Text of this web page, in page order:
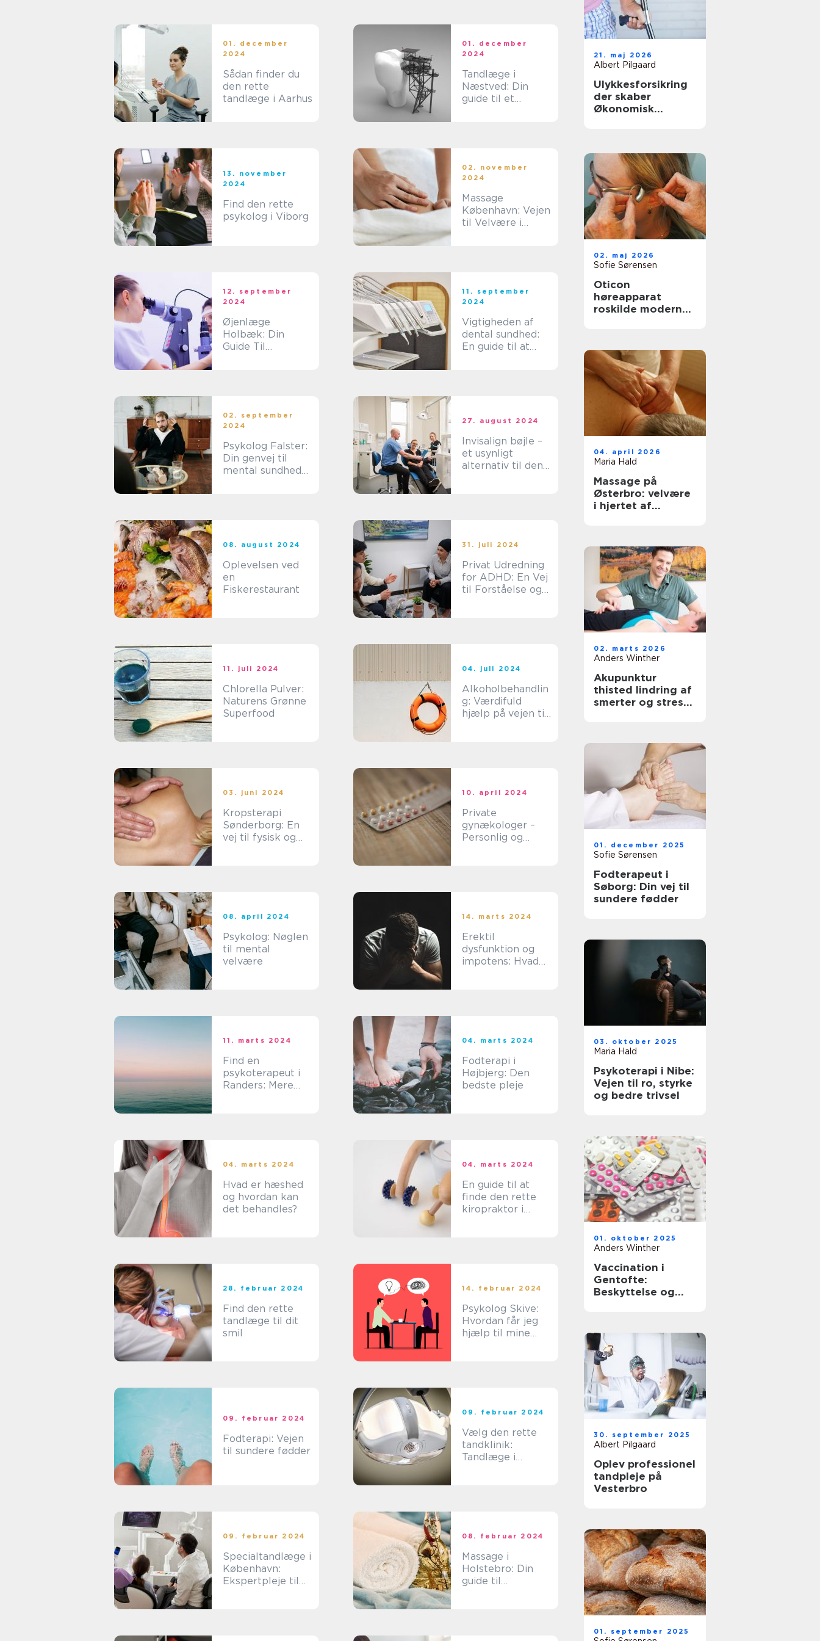
01. december
2024
Sådan finder du
den rette
tandlæge i Aarhus
01. december
2024
Tandlæge i
Næstved: Din
guide til et
13. november
2024
Find den rette
psykolog i Viborg
02. november
2024
Massage
København: Vejen
til Velvære i
12. september
2024
Øjenlæge
Holbæk: Din
Guide Til
11. september
2024
Vigtigheden af
dental sundhed:
En guide til at
02. september
2024
Psykolog Falster:
Din genvej til
mental sundhed
27. august 2024
Invisalign bøjle –
et usynligt
alternativ til den
08. august 2024
Oplevelsen ved
en
Fiskerestaurant
31. juli 2024
Privat Udredning
for ADHD: En Vej
til Forståelse og
11. juli 2024
Chlorella Pulver:
Naturens Grønne
Superfood
04. juli 2024
Alkoholbehandlin
g: Værdifuld
hjælp på vejen til
03. juni 2024
Kropsterapi
Sønderborg: En
vej til fysisk og
10. april 2024
Private
gynækologer –
Personlig og
08. april 2024
Psykolog: Nøglen
til mental
velvære
14. marts 2024
Erektil
dysfunktion og
impotens: Hvad
11. marts 2024
Find en
psykoterapeut i
Randers: Mere
04. marts 2024
Fodterapi i
Højbjerg: Den
bedste pleje
04. marts 2024
Hvad er hæshed
og hvordan kan
det behandles?
04. marts 2024
En guide til at
finde den rette
kiropraktor i
28. februar 2024
Find den rette
tandlæge til dit
smil
14. februar 2024
Psykolog Skive:
Hvordan får jeg
hjælp til mine
09. februar 2024
Fodterapi: Vejen
til sundere fødder
09. februar 2024
Vælg den rette
tandklinik:
Tandlæge i
09. februar 2024
Specialtandlæge i
København:
Ekspertpleje til
08. februar 2024
Massage i
Holstebro: Din
guide til
21. maj 2026
Albert Pilgaard
Ulykkesforsikring
der skaber
Økonomisk
02. maj 2026
Sofie Sørensen
Oticon
høreapparat
roskilde moderne
04. april 2026
Maria Hald
Massage på
Østerbro: velvære
i hjertet af
02. marts 2026
Anders Winther
Akupunktur
thisted lindring af
smerter og stress
01. december 2025
Sofie Sørensen
Fodterapeut i
Søborg: Din vej til
sundere fødder
03. oktober 2025
Maria Hald
Psykoterapi i Nibe:
Vejen til ro, styrke
og bedre trivsel
01. oktober 2025
Anders Winther
Vaccination i
Gentofte:
Beskyttelse og
30. september 2025
Albert Pilgaard
Oplev professionel
tandpleje på
Vesterbro
01. september 2025